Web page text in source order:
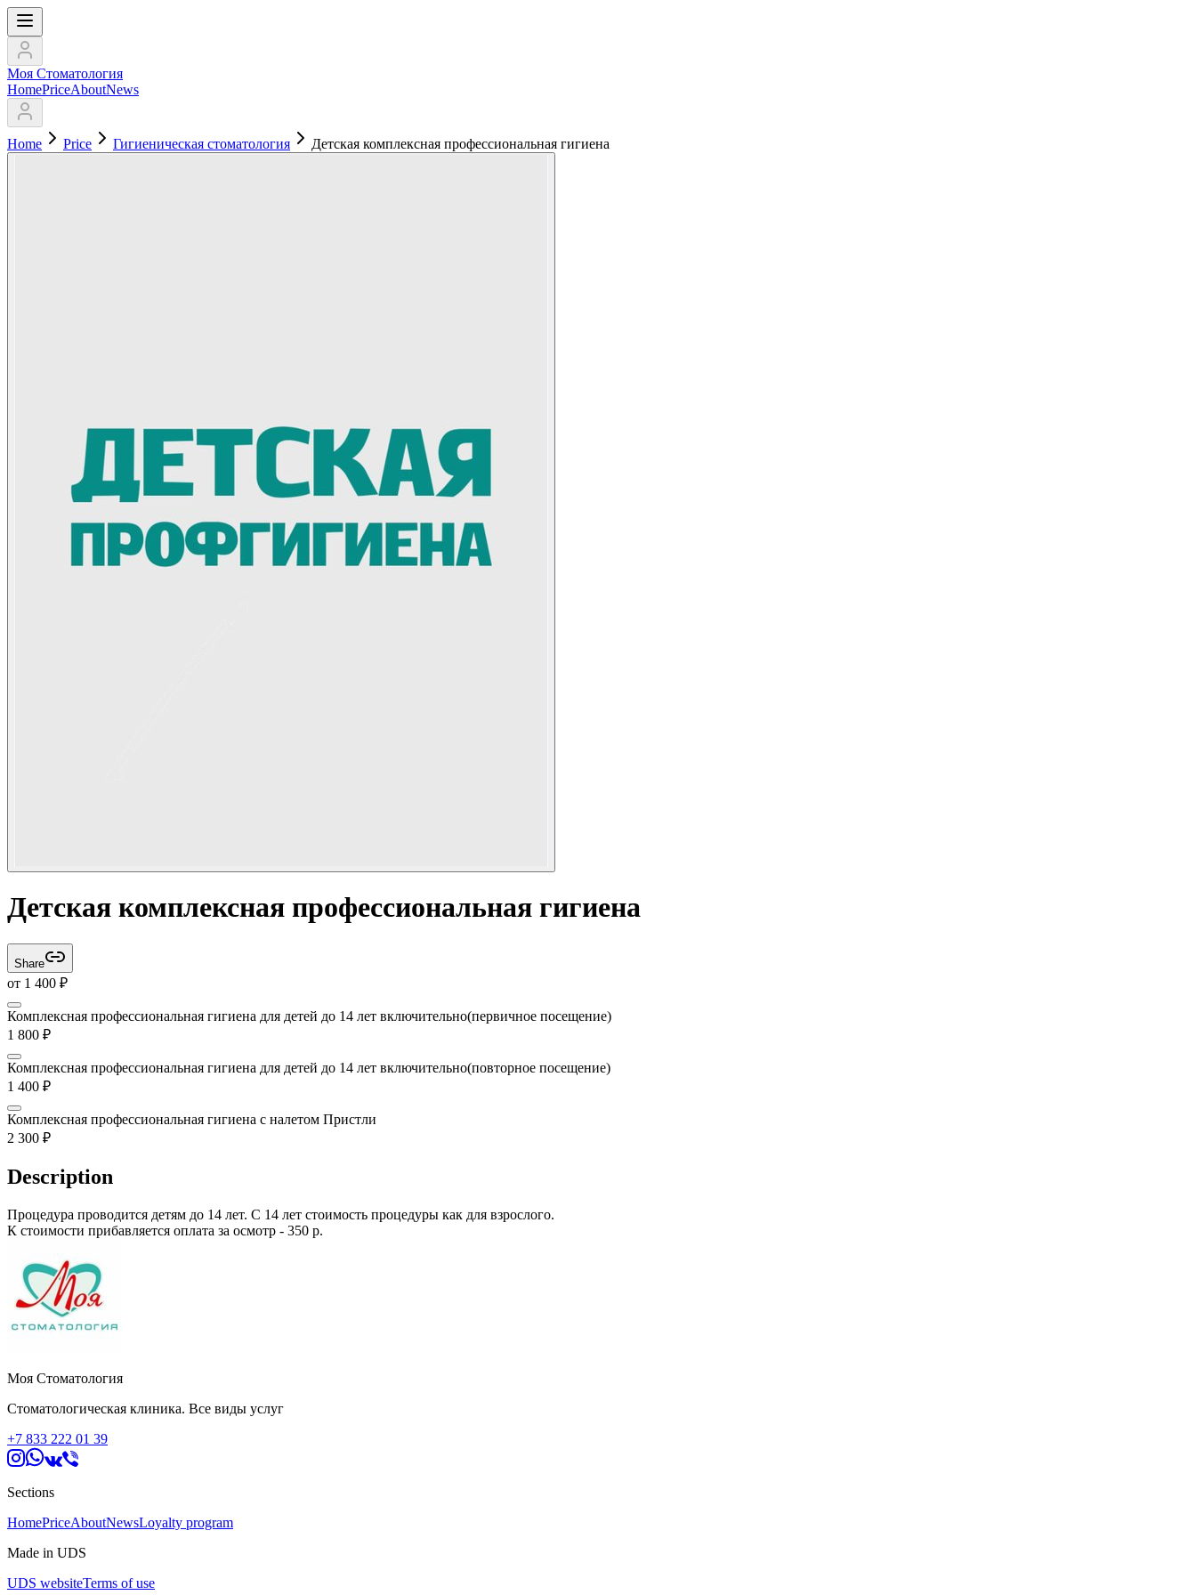
Моя Стоматология
HomePriceAboutNews
Home Price Гигиеническая стоматология Детская комплексная профессиональная гигиена
Детская комплексная профессиональная гигиена
Share
от 1 400 ₽
Комплексная профессиональная гигиена для детей до 14 лет включительно(первичное посещение)
1 800 ₽
Комплексная профессиональная гигиена для детей до 14 лет включительно(повторное посещение)
1 400 ₽
Комплексная профессиональная гигиена с налетом Пристли
2 300 ₽
Description
Процедура проводится детям до 14 лет. С 14 лет стоимость процедуры как для взрослого.
К стоимости прибавляется оплата за осмотр - 350 р.
Моя Стоматология
Стоматологическая клиника. Все виды услуг
+7 833 222 01 39
Sections
HomePriceAboutNewsLoyalty program
Made in UDS
UDS websiteTerms of use